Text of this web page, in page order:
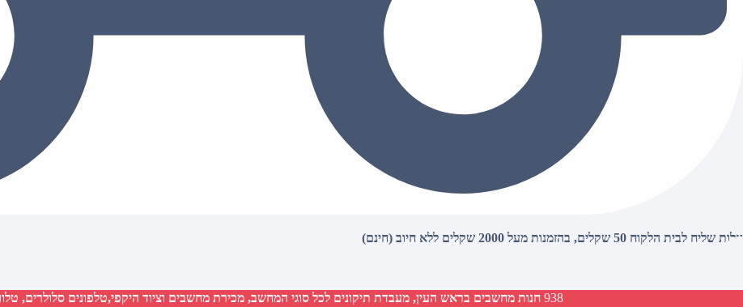
עלות שליח לבית הלקוח 50 שקלים, בהזמנות מעל 2000 שקלים ללא חיוב (חינם)
938 חנות מחשבים בראש העין, מעבדת תיקונים לכל סוגי המחשב, מכירת מחשבים וציוד היקפי,טלפונים סלולרים,